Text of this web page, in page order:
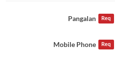
Pangalan Req
Mobile Phone Req